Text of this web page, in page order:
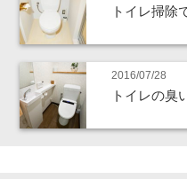
トイレ掃除
2016/07/28
トイレの臭